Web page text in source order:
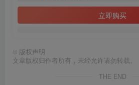
立即购买
© 版权声明
文章版权归作者所有，未经允许请勿转载。
THE END